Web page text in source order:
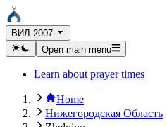
ВИЛ 2007
Open main menu
Learn about prayer times
Home
Нижегородская Область